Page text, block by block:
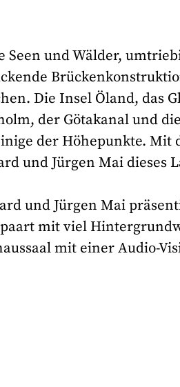
und Wälder,
Die Insel Öland, das
der Götakanal und
der Höhepunkte. Mit
und Jürgen Mai dieses
und Jürgen Mai
mit viel
mit einer Audio-